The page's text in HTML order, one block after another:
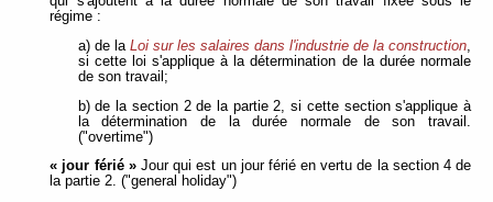
régime :
a) de la Loi sur les salaires dans l'industrie de la construction,
si cette loi s'applique à la détermination de la durée normale
de son travail;
b) de la section 2 de la partie 2, si cette section s'applique à
la détermination de la durée normale de son travail.
("overtime")
« jour férié »Jour qui est un jour férié en vertu de la section 4 de
la partie 2. ("general holiday")